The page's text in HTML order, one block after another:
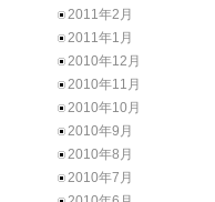
2011年2月
2011年1月
2010年12月
2010年11月
2010年10月
2010年9月
2010年8月
2010年7月